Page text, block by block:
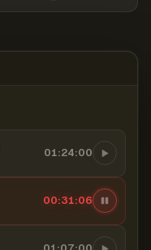
01:24:00
00:31:07